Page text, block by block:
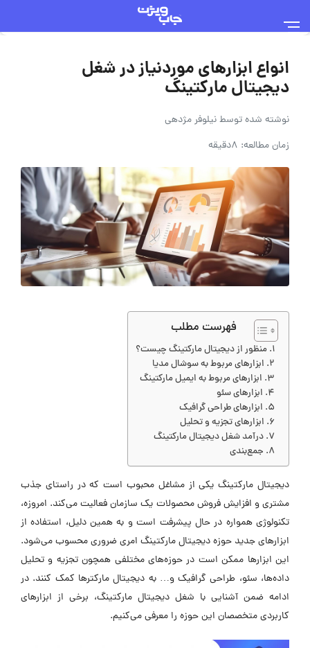
انواع ابزارهای موردنیاز در شغل
دیجیتال مارکتینگ
نوشته شده توسطنیلوفر مژدهی
زمان مطالعه: 8دقیقه
فهرست مطلب
منظور از دیجیتال مارکتینگ چیست؟
ابزارهای مربوط به سوشال مدیا
ابزارهای مربوط به ایمیل مارکتینگ
ابزارهای سئو
ابزارهای طراحی گرافیک
ابزارهای تجزیه و تحلیل
درآمد شغل دیجیتال مارکتینگ
جمع‌بندی
دیجیتال مارکتینگ یکی از مشاغل محبوب است که در راستای جذب
مشتری و افزایش فروش محصولات یک سازمان فعالیت می‌کند. امروزه،
تکنولوژی همواره در حال پیشرفت است و به همین دلیل، استفاده از
ابزارهای جدید حوزه دیجیتال مارکتینگ امری ضروری محسوب می‌شود.
این ابزارها ممکن است در حوزه‌های مختلفی همچون تجزیه و تحلیل
داده‌ها، سئو، طراحی گرافیک و… به دیجیتال مارکترها کمک کنند. در
ادامه ضمن آشنایی با شغل دیجیتال مارکتینگ، برخی از ابزارهای
کاربردی متخصصان این حوزه را معرفی می‌کنیم.